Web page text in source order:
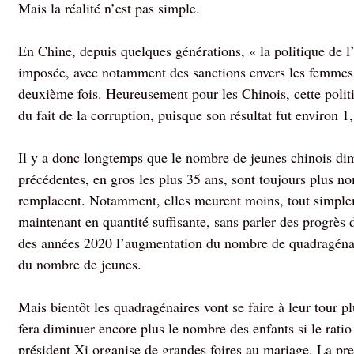
Mais la réalité n’est pas simple.
En Chine, depuis quelques générations, « la politique de
imposée, avec notamment des sanctions envers les
deuxième fois. Heureusement pour les Chinois, cette
du fait de la corruption, puisque son résultat fut environ
Il y a donc longtemps que le nombre de jeunes chinois
précédentes, en gros les plus 35 ans, sont toujours plus
remplacent. Notamment, elles meurent moins, tout
maintenant en quantité suffisante, sans parler des progrès
des années 2020 l’augmentation du nombre de
du nombre de jeunes.
Mais bientôt les quadragénaires vont se faire à leur tour
fera diminuer encore plus le nombre des enfants si le
président Xi organise de grandes foires au mariage. La